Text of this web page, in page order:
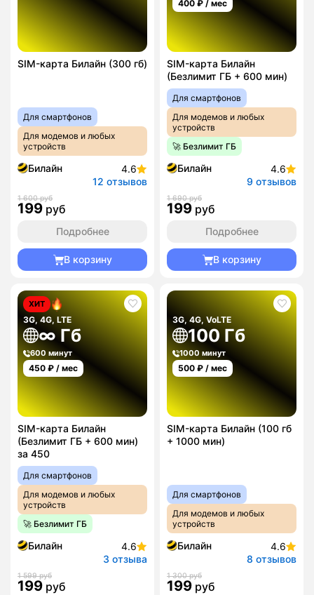
SIM-карта Билайн (300 гб)
Для смартфонов
Для модемов и любых
устройств
Билайн
4.6
12 отзывов
1 600 руб
199 руб
Подробнее
В корзину
400 ₽ / мес
SIM-карта Билайн
(Безлимит ГБ + 600 мин)
Для смартфонов
Для модемов и любых
устройств
🚀 Безлимит ГБ
Билайн
4.6
9 отзывов
1 690 руб
199 руб
Подробнее
В корзину
ХИТ
3G, 4G, LTE
∞ Гб
600 минут
450 ₽ / мес
SIM-карта Билайн
(Безлимит ГБ + 600 мин)
за 450
Для смартфонов
Для модемов и любых
устройств
🚀 Безлимит ГБ
Билайн
4.6
3 отзыва
1 599 руб
199 руб
3G, 4G, VoLTE
100 Гб
1000 минут
500 ₽ / мес
SIM-карта Билайн (100 гб
+ 1000 мин)
Для смартфонов
Для модемов и любых
устройств
Билайн
4.6
8 отзывов
1 300 руб
199 руб